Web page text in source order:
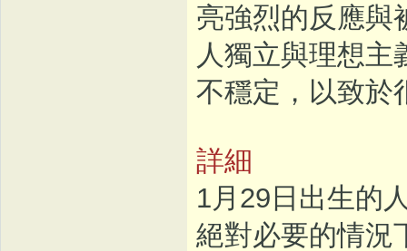
亮強烈的反應與
人獨立與理想
不穩定，以致於
詳細
1月29日出生的
絕對必要的情況